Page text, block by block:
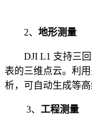
2、 地形测量
DJI L1 支持三回
表的三维点云。利
析，可自动生成等高
3、 工程测量